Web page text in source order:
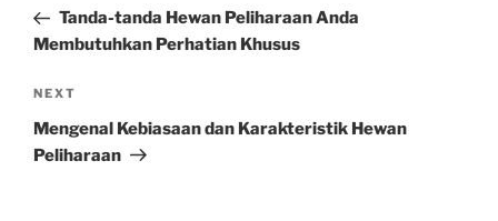
PostTanda-tanda Hewan Peliharaan Anda
Membutuhkan Perhatian Khusus
Next
Post
NEXT
Mengenal Kebiasaan dan Karakteristik Hewan
Peliharaan